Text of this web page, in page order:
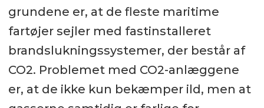
grundene er, at de fleste maritime
fartøjer sejler med fastinstalleret
brandslukningssystemer, der består af
CO2. Problemet med CO2-anlæggene
er, at de ikke kun bekæmper ild, men at